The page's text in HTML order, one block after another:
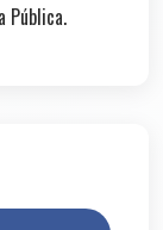
Pública.